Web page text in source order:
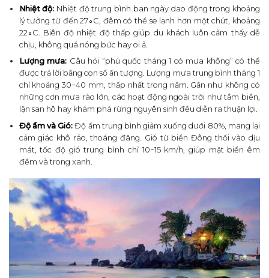
Nhiệt độ: Nhiệt độ trung bình ban ngày dao động trong khoảng
lý tưởng từ đến 27∘C, đêm có thể se lạnh hơn một chút, khoảng
22∘C. Biên độ nhiệt độ thấp giúp du khách luôn cảm thấy dễ
chịu, không quá nóng bức hay oi ả.
Lượng mưa: Câu hỏi “phú quốc tháng 1 có mưa không” có thể
được trả lời bằng con số ấn tượng. Lượng mưa trung bình tháng 1
chỉ khoảng 30−40 mm, thấp nhất trong năm. Gần như không có
những cơn mưa rào lớn, các hoạt động ngoài trời như tắm biển,
lặn san hô hay khám phá rừng nguyên sinh đều diễn ra thuận lợi.
Độ ẩm và Gió: Độ ẩm trung bình giảm xuống dưới 80%, mang lại
cảm giác khô ráo, thoáng đãng. Gió từ biển Đông thổi vào dịu
mát, tốc độ gió trung bình chỉ 10−15 km/h, giúp mặt biển êm
đềm và trong xanh.